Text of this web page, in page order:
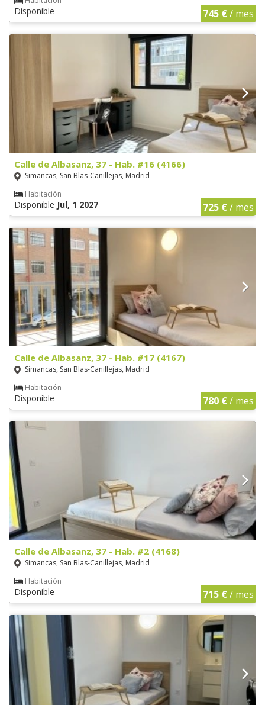
Disponible 745 €/ mes
Calle de Albasanz, 37 - Hab. #16 (4166)
Simancas, San Blas-Canillejas, Madrid
Habitación
Disponible Jul, 1 2027 725 €/ mes
Calle de Albasanz, 37 - Hab. #17 (4167)
Simancas, San Blas-Canillejas, Madrid
Habitación
Disponible 780 €/ mes
Calle de Albasanz, 37 - Hab. #2 (4168)
Simancas, San Blas-Canillejas, Madrid
Habitación
Disponible 715 €/ mes